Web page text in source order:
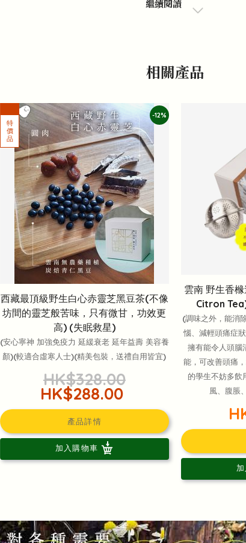
繼續閱讀
相關產品
-12%
西藏最頂級野生白心赤靈芝黑豆茶(不像
坊間的靈芝般苦味，只有微甘，功效更
高) (失眠救星)
(安心寧神 加強免疫力 延緩衰老 延年益壽 美容養
顏)(較適合虛寒人士)(精美包裝，送禮自用皆宜)
HK$328.00
HK$288.00
產品詳情
加入購物車
雲南 野生香
Citron
(調味之外，能消
惱、減輕頭痛症
擁有能令人頭腦
能，可改善頭痛
的學生不妨多飲
風、腹脹